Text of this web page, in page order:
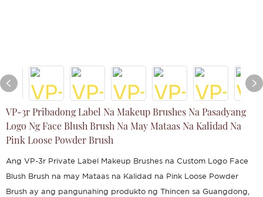
VP-3r Pribadong Label Na Makeup Brushes Na Pasadyang
Logo Ng Face Blush Brush Na May Mataas Na Kalidad Na
Pink Loose Powder Brush
Ang VP-3r Private Label Makeup Brushes na Custom Logo Face
Blush Brush na may Mataas na Kalidad na Pink Loose Powder
Brush ay ang pangunahing produkto ng Thincen sa Guangdong,